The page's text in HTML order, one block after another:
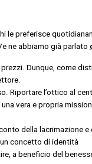
le preferisce
ne abbiamo già parlato
Dunque, come
Riportare l’ottico al
vera e propria
della lacrimazione e
concetto di identità
a beneficio del